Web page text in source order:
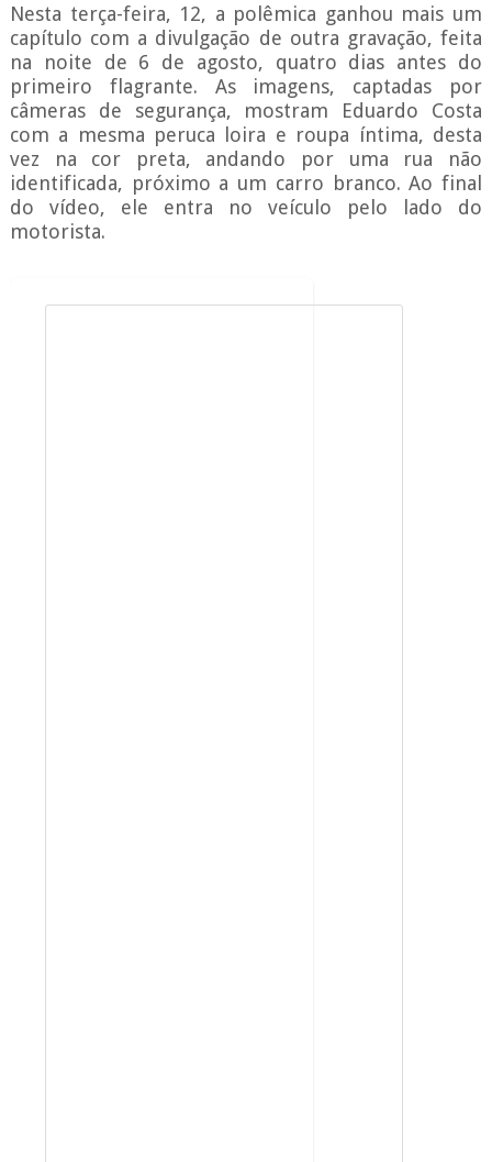
Nesta terça-feira, 12, a polêmica ganhou mais um
capítulo com a divulgação de outra gravação, feita
na noite de 6 de agosto, quatro dias antes do
primeiro flagrante. As imagens, captadas por
câmeras de segurança, mostram Eduardo Costa
com a mesma peruca loira e roupa íntima, desta
vez na cor preta, andando por uma rua não
identificada, próximo a um carro branco. Ao final
do vídeo, ele entra no veículo pelo lado do
motorista.